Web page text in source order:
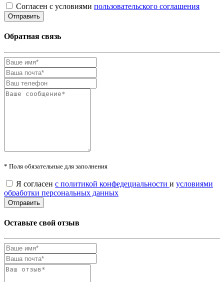
Согласен с условиями пользовательского соглашения
Обратная связь
* Поля обязательные для заполнения
Я согласен с политикой конфедециальности и условиями
обработки персональных данных
Оставьте свой отзыв